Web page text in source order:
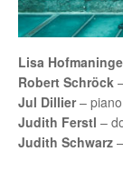
Lisa
Robert Schröck
Jul Dillier– piano
Judith Ferstl –
Judith Schwarz